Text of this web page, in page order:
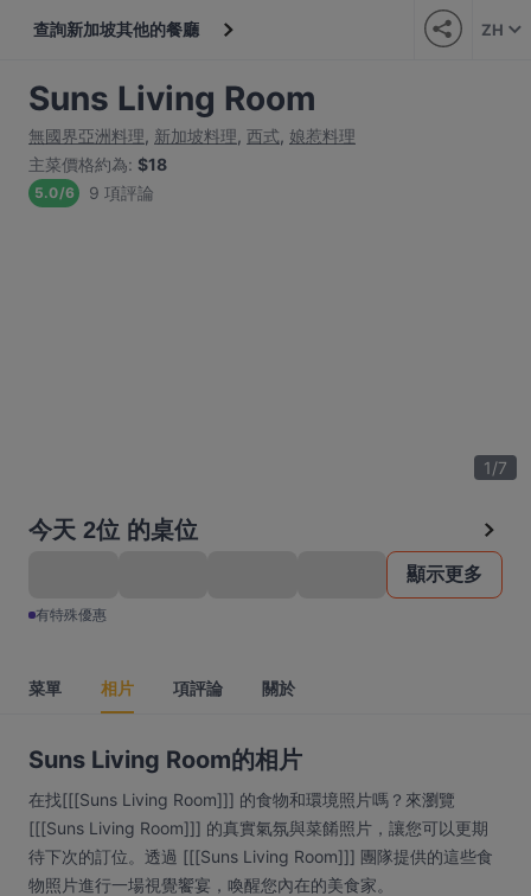
查詢新加坡其他的餐廳 ZH
Suns Living Room
無國界亞洲料理, 新加坡料理, 西式, 娘惹料理
主菜價格約為: $18
5.0/6 9 項評論
1/7
今天 2位 的桌位
顯示更多
有特殊優惠
菜單 相片 項評論 關於
Suns Living Room的相片
在找[[[Suns Living Room]]] 的食物和環境照片嗎？來瀏覽
[[[Suns Living Room]]] 的真實氣氛與菜餚照片，讓您可以更期
待下次的訂位。透過 [[[Suns Living Room]]] 團隊提供的這些食
物照片進行一場視覺饗宴，喚醒您內在的美食家。